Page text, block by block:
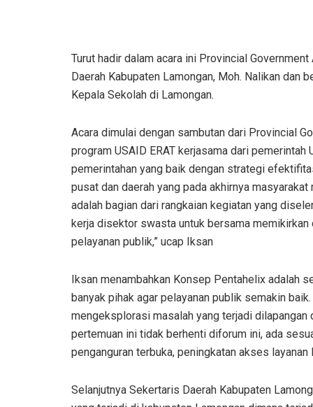
Turut hadir dalam acara ini Provincial
Daerah Kabupaten Lamongan, Moh. Nalikan dan
Kepala Sekolah di Lamongan.
Acara dimulai dengan sambutan dari Provincial
program USAID ERAT kerjasama dari
pemerintahan yang baik dengan strategi
pusat dan daerah yang pada akhirnya
adalah bagian dari rangkaian kegiatan yang
kerja disektor swasta untuk bersama
pelayanan publik,” ucap Iksan
Iksan menambahkan Konsep Pentahelix adalah
banyak pihak agar pelayanan publik semakin
mengeksplorasi masalah yang terjadi
pertemuan ini tidak berhenti diforum ini, ada
penganguran terbuka, peningkatan akses
Selanjutnya Sekertaris Daerah Kabupaten